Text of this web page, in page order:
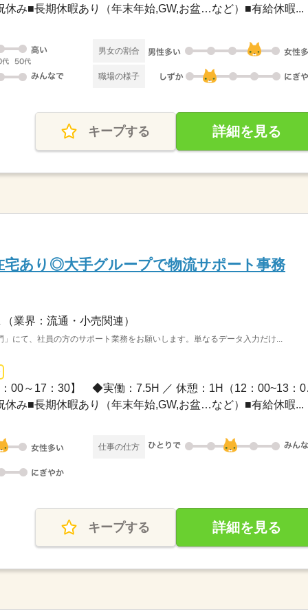
休み■長期休暇あり（年末年始,GW,お盆…など）■有給休暇...
男女の割合
職場の様子
キープする 詳細を見る
あり◎大手グループで物流サポート事務
（業界：流通・小売関連）
にて、社員の方のサポート業務をお願いします。単なるデータ入力だけ...
長期 /
休み■長期休暇あり（年末年始,GW,お盆…など）■有給休暇...
仕事の仕方
キープする 詳細を見る